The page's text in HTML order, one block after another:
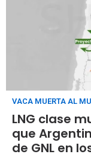
VACA MUERTA AL
LNG clase
que
de GNL en